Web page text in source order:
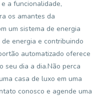
a funcionalidade,
os amantes da
um sistema de energia
energia e contribuindo
automatizado oferece
seu dia a dia.Não perca
casa de luxo em uma
conosco e agende uma